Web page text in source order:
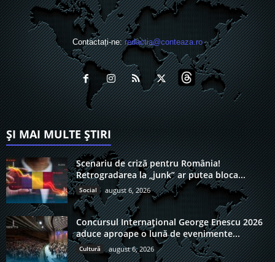
Contactați-ne:redactia@conteaza.ro
ȘI MAI MULTE ȘTIRI
Scenariu de criză pentru România!
Retrogradarea la „junk” ar putea bloca...
Social august 6, 2026
Concursul Internațional George Enescu 2026
aduce aproape o lună de evenimente...
Cultură august 6, 2026